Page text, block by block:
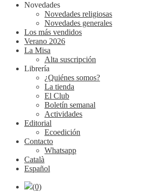
Novedades
Novedades religiosas
Novedades generales
Los más vendidos
Verano 2026
La Misa
Alta suscripción
Librería
¿Quiénes somos?
La tienda
El Club
Boletín semanal
Actividades
Editorial
Ecoedición
Contacto
Whatsapp
Català
Español
(0)